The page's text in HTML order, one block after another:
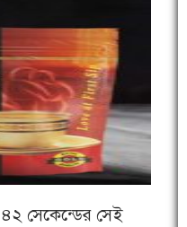
সেকেন্ডের সেই